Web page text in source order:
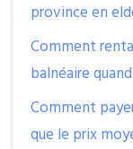
province en
Comment
balnéaire
Comment
que le prix